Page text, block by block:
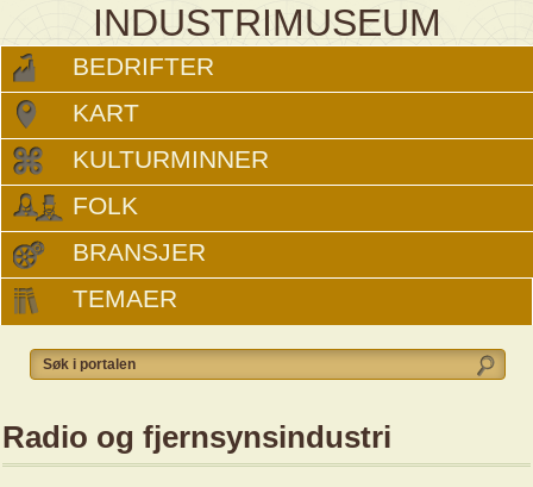
INDUSTRIMUSEUM
BEDRIFTER
KART
KULTURMINNER
FOLK
BRANSJER
TEMAER
Radio og fjernsynsindustri